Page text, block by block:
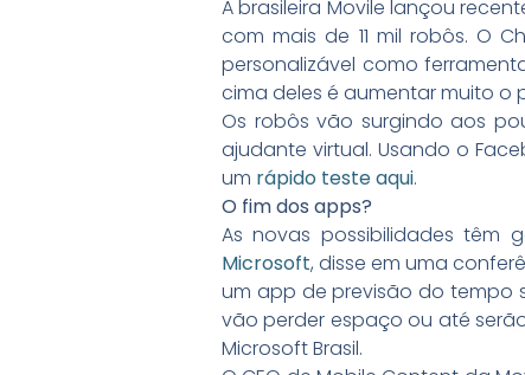
A brasileira Movile lançou
com mais de 11 mil robôs. O
personalizável como
cima deles é aumentar muito o
Os robôs vão surgindo aos
ajudante virtual. Usando o
um rápido teste aqui.
O fim dos apps?
As novas possibilidades têm
Microsoft, disse em uma
um app de previsão do tempo
vão perder espaço ou até
Microsoft Brasil.